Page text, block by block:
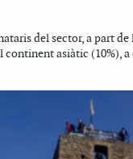
del sector, a part
continent asiàtic (10%),